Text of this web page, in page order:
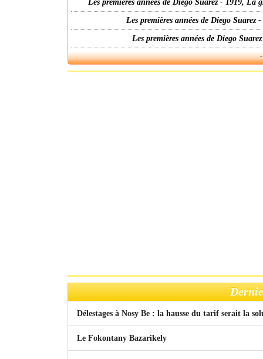
Les premières années de Diego Suarez - 1919,
Les premières années de Diego
Les premières années de Diego
Délestages à Nosy Be : la hausse du tarif serait la
Le Fokontany Bazarikely